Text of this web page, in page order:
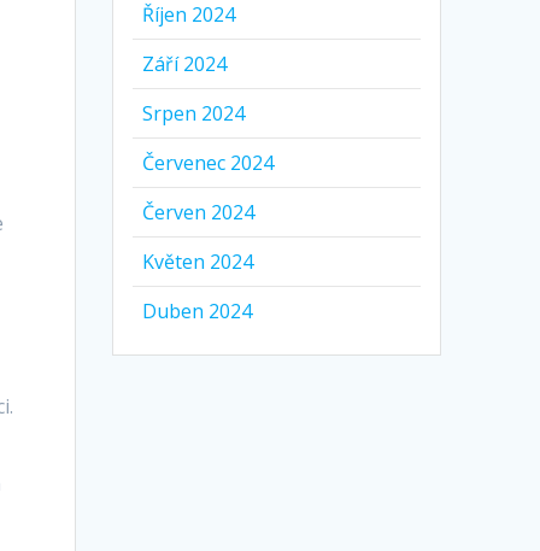
Říjen 2024
Září 2024
Srpen 2024
Červenec 2024
Červen 2024
Květen 2024
Duben 2024